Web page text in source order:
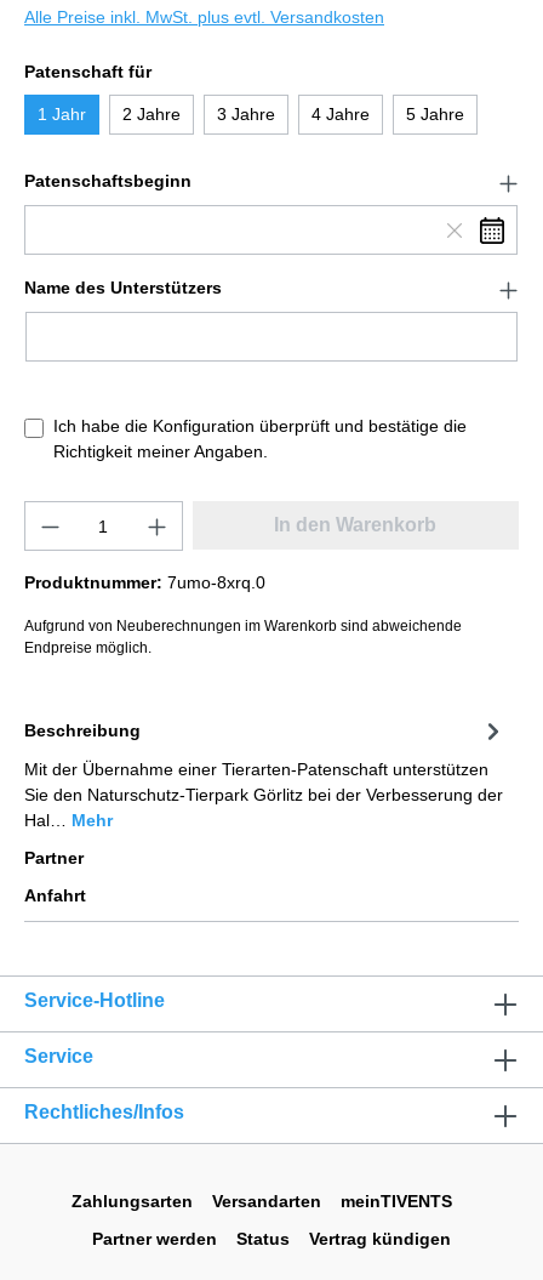
Alle Preise inkl. MwSt. plus evtl. Versandkosten
Patenschaft für
1 Jahr 2 Jahre 3 Jahre 4 Jahre 5 Jahre
Patenschaftsbeginn
Name des Unterstützers
Ich habe die Konfiguration überprüft und bestätige die
Richtigkeit meiner Angaben.
In den Warenkorb
Produktnummer: 7umo-8xrq.0
Aufgrund von Neuberechnungen im Warenkorb sind abweichende
Endpreise möglich.
Beschreibung
Mit der Übernahme einer Tierarten-Patenschaft unterstützen
Sie den Naturschutz-Tierpark Görlitz bei der Verbesserung der
Hal… Mehr
Partner
Anfahrt
Service-Hotline
Service
Rechtliches/Infos
Zahlungsarten Versandarten
meinTIVENTS
Partner werden
Status Vertrag kündigen